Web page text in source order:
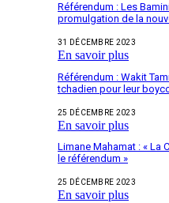
Référendum : Les
promulgation de la
31 DÉCEMBRE 2023
En savoir plus
Référendum : Wakit
tchadien pour leur
25 DÉCEMBRE 2023
En savoir plus
Limane Mahamat : « La
le référendum »
25 DÉCEMBRE 2023
En savoir plus